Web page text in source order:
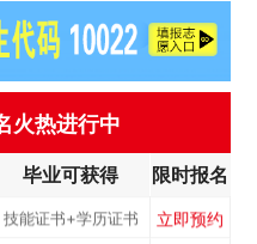
火热进行中
毕业可获得 限时报名
技能证书+学历证书
技能证书+学历证书 立即预约
技能证书+学历证书 立即预约
技能证书+学历证书
技能证书+学历证书 立即预约
技能证书+学历证书 立即预约